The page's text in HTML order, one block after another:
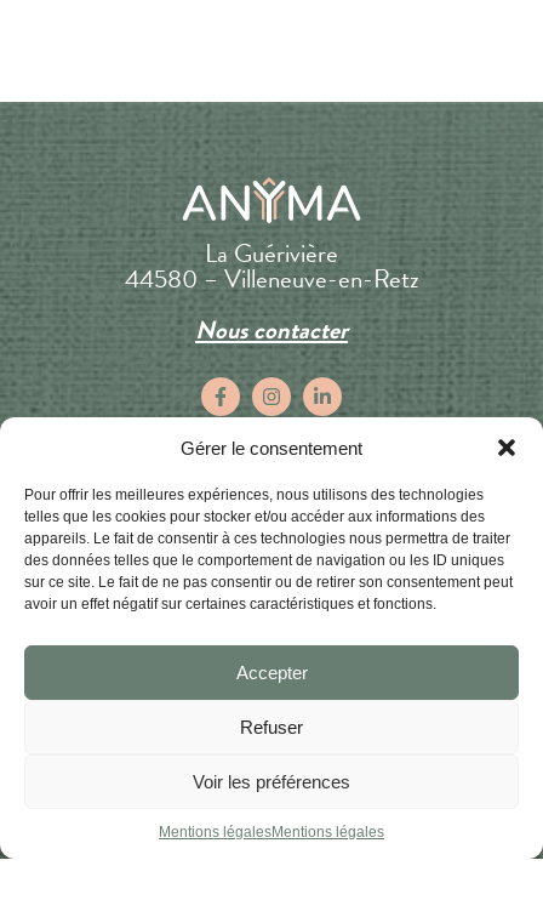
Gérer le consentement
Pour offrir les meilleures expériences, nous utilisons des technologies
telles que les cookies pour stocker et/ou accéder aux informations des
appareils. Le fait de consentir à ces technologies nous permettra de traiter
des données telles que le comportement de navigation ou les ID uniques
sur ce site. Le fait de ne pas consentir ou de retirer son consentement peut
avoir un effet négatif sur certaines caractéristiques et fonctions.
Accepter
Refuser
Voir les préférences
Mentions légalesMentions légales
La Guérivière
44580 – Villeneuve-en-Retz
Nous contacter
Inscrivez-vous à notre newsletter
pour découvrir en avant-première nos prochains
événements !
E-
mail
(Nécessaire)
Nom
Prénom